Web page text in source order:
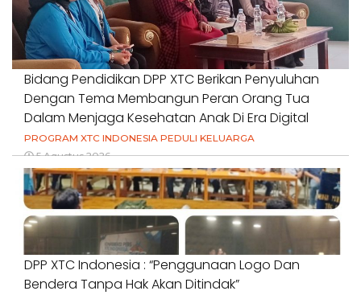
Bidang Pendidikan DPP XTC Berikan Penyuluhan
Dengan Tema Membangun Peran Orang Tua
Dalam Menjaga Kesehatan Anak Di Era Digital
PROGRAM XTC INDONESIA PEDULI KELUARGA
5 Agustus 2026
DPP XTC Indonesia : “Penggunaan Logo Dan
Bendera Tanpa Hak Akan Ditindak”